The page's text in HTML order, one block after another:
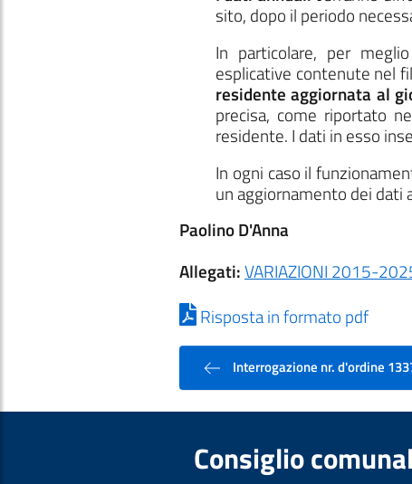
sito, dopo il periodo
In particolare, per
esplicative contenute nel
residente aggiornata al
precisa, come riportato
residente. I dati in esso
In ogni caso il
un aggiornamento dei
Paolino D'Anna
Allegati:VARIAZIONI 2015-
Risposta in formato pdf
Interrogazione nr. d'ordine
Consiglio